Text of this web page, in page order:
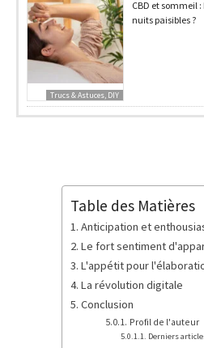
Trucs & Astuces, DIY
CBD et sommeil
nuits paisibles ?
Table des Matières
Anticipation et
Le fort sentiment
L'appétit pour
La révolution digitale
Conclusion
Profil de l'auteur
Derniers